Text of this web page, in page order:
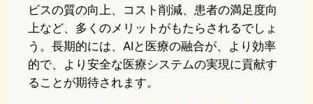
ビスの質の向上、コスト削減、患者の満足度向
上など、多くのメリットがもたらされるでしょ
う。長期的には、AIと医療の融合が、より効率
的で、より安全な医療システムの実現に貢献す
ることが期待されます。